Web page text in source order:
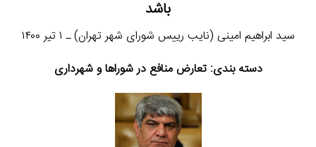
باشد
سید ابراهیم امینی (نایب رییس شورای شهر تهران) ـ ۱ تیر ۱۴۰۰
دسته بندی:تعارض منافع در شوراها و شهرداری